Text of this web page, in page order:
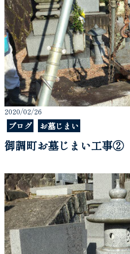
2020/02/26
ブログ お墓じまい
御調町お墓じまい工事②